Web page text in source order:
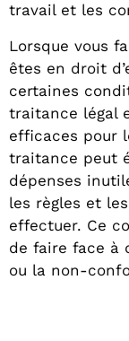
travail et les
Lorsque vous
êtes en droit
certaines
traitance légal
efficaces pour
traitance peut
dépenses
les règles et
effectuer. Ce
de faire face à
ou la non-